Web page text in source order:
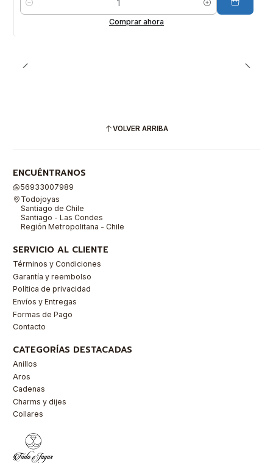
Cantidad
Comprar ahora
VOLVER ARRIBA
ENCUÉNTRANOS
56933007989
Todojoyas
Santiago de Chile
Santiago - Las Condes
Región Metropolitana - Chile
SERVICIO AL CLIENTE
Términos y Condiciones
Garantía y reembolso
Política de privacidad
Envíos y Entregas
Formas de Pago
Contacto
CATEGORÍAS DESTACADAS
Anillos
Aros
Cadenas
Charms y dijes
Collares